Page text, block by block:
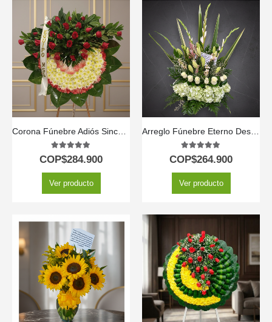
5.00out of 5
COP$284.900
Ver producto
5.00out of 5
COP$264.900
Ver producto